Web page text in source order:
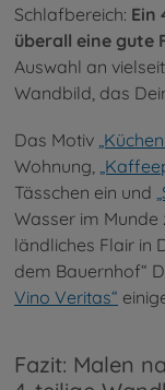
Schlafbereich: Ein
überall eine gute
Auswahl an
Wandbild, das
Das Motiv
Wohnung,
Tässchen ein und
Wasser im
ländliches Flair in
dem Bauernhof“
Vino Veritas“
Fazit: Malen